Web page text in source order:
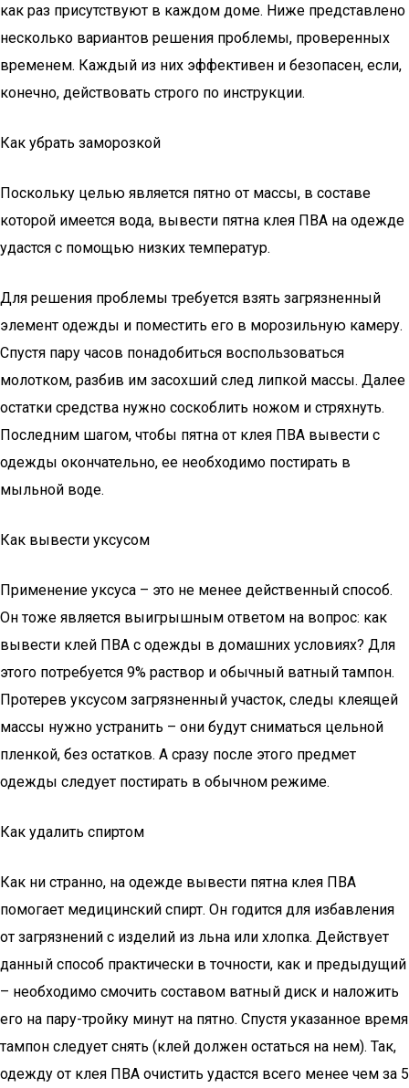
как раз присутствуют в каждом доме. Ниже представлено
несколько вариантов решения проблемы, проверенных
временем. Каждый из них эффективен и безопасен, если,
конечно, действовать строго по инструкции.
Как убрать заморозкой
Поскольку целью является пятно от массы, в составе
которой имеется вода, вывести пятна клея ПВА на одежде
удастся с помощью низких температур.
Для решения проблемы требуется взять загрязненный
элемент одежды и поместить его в морозильную камеру.
Спустя пару часов понадобиться воспользоваться
молотком, разбив им засохший след липкой массы. Далее
остатки средства нужно соскоблить ножом и стряхнуть.
Последним шагом, чтобы пятна от клея ПВА вывести с
одежды окончательно, ее необходимо постирать в
мыльной воде.
Как вывести уксусом
Применение уксуса – это не менее действенный способ.
Он тоже является выигрышным ответом на вопрос: как
вывести клей ПВА с одежды в домашних условиях? Для
этого потребуется 9% раствор и обычный ватный тампон.
Протерев уксусом загрязненный участок, следы клеящей
массы нужно устранить – они будут сниматься цельной
пленкой, без остатков. А сразу после этого предмет
одежды следует постирать в обычном режиме.
Как удалить спиртом
Как ни странно, на одежде вывести пятна клея ПВА
помогает медицинский спирт. Он годится для избавления
от загрязнений с изделий из льна или хлопка. Действует
данный способ практически в точности, как и предыдущий
– необходимо смочить составом ватный диск и наложить
его на пару-тройку минут на пятно. Спустя указанное время
тампон следует снять (клей должен остаться на нем). Так,
одежду от клея ПВА очистить удастся всего менее чем за 5